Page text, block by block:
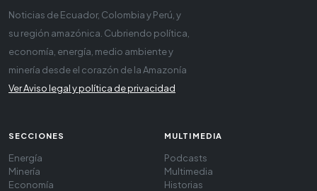
Noticias de Ecuador, Colombia y Perú, y
su región amazónica. Cubriendo política,
economía, energía, medio ambiente y
minería desde el corazón de la Amazonía
Ver Aviso legal y política de privacidad
SECCIONES
Energía
Minería
Economía
MULTIMEDIA
Podcasts
Multimedia
Historias